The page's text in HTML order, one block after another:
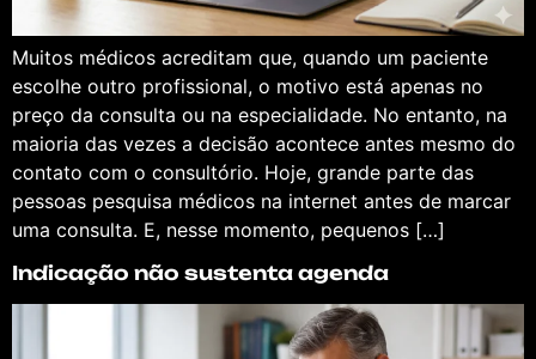
Muitos médicos acreditam que, quando um paciente
escolhe outro profissional, o motivo está apenas no
preço da consulta ou na especialidade. No entanto, na
maioria das vezes a decisão acontece antes mesmo do
contato com o consultório. Hoje, grande parte das
pessoas pesquisa médicos na internet antes de marcar
uma consulta. E, nesse momento, pequenos […]
Indicação não sustenta agenda